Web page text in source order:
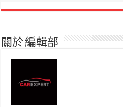
關於 編輯部